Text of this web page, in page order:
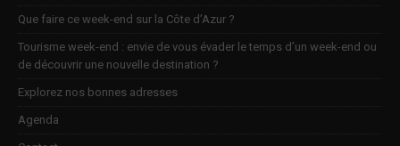
Que faire ce week-end sur la Côte d’Azur ?
Tourisme week-end : envie de vous évader le temps d’un week-end ou
de découvrir une nouvelle destination ?
Explorez nos bonnes adresses
Agenda